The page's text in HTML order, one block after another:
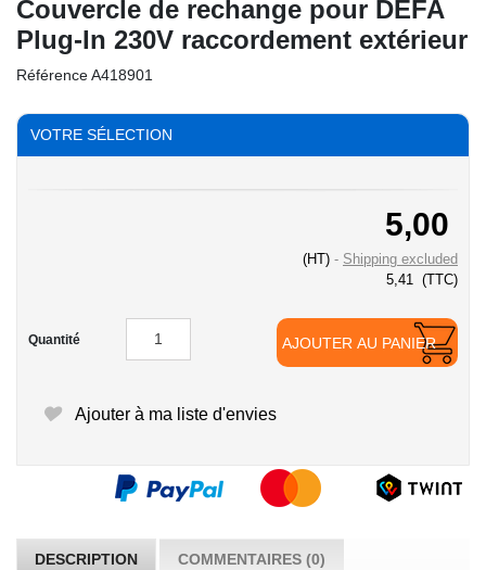
Couvercle de rechange pour DEFA
Plug-In 230V raccordement extérieur
RéférenceA418901
VOTRE SÉLECTION
5,00
(HT)
Shipping excluded
5,41 (TTC)
Quantité AJOUTER AU PANIER
Ajouter à ma liste d'envies
DESCRIPTION COMMENTAIRES (0)